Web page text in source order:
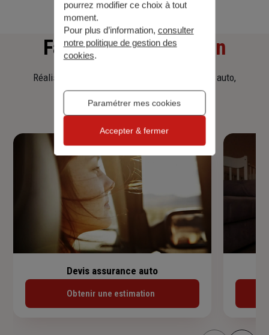
Faitesune simulation
Réalisez une simulation tarifaire d'assurance, auto,
habitation, prêt immobilier.
Devis assurance auto
Obtenir une estimation
pourrez modifier ce choix à tout
moment.
Pour plus d’information, consulter
notre politique de gestion des
cookies.
Paramétrer mes cookies
Accepter & fermer